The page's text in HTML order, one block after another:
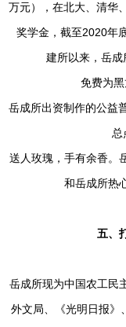
万元），在北大、清华
奖学金，截至2020
建所以来，岳成
免费为黑
岳成所出资制作的公益
总
送人玫瑰，手有余香。
和岳成所热
五、
岳成所现为中国农工民
外文局、《光明日报》